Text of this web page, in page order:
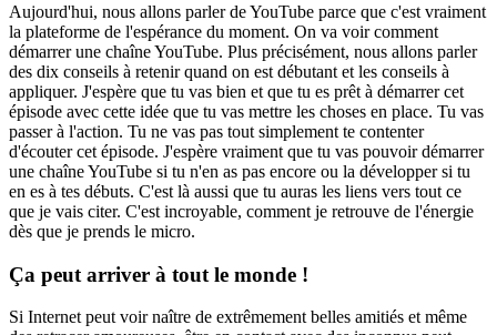
Aujourd'hui, nous allons parler de YouTube parce que c'est vraiment
la plateforme de l'espérance du moment. On va voir comment
démarrer une chaîne YouTube. Plus précisément, nous allons parler
des dix conseils à retenir quand on est débutant et les conseils à
appliquer. J'espère que tu vas bien et que tu es prêt à démarrer cet
épisode avec cette idée que tu vas mettre les choses en place. Tu vas
passer à l'action. Tu ne vas pas tout simplement te contenter
d'écouter cet épisode. J'espère vraiment que tu vas pouvoir démarrer
une chaîne YouTube si tu n'en as pas encore ou la développer si tu
en es à tes débuts. C'est là aussi que tu auras les liens vers tout ce
que je vais citer. C'est incroyable, comment je retrouve de l'énergie
dès que je prends le micro.
Ça peut arriver à tout le monde !
Si Internet peut voir naître de extrêmement belles amitiés et même